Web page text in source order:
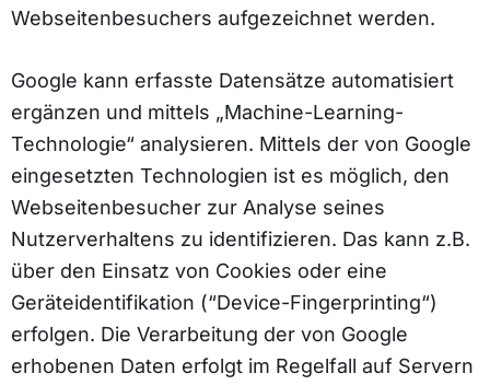
Webseitenbesuchers aufgezeichnet werden.
Google kann erfasste Datensätze automatisiert
ergänzen und mittels „Machine-Learning-
Technologie“ analysieren. Mittels der von Google
eingesetzten Technologien ist es möglich, den
Webseitenbesucher zur Analyse seines
Nutzerverhaltens zu identifizieren. Das kann z.B.
über den Einsatz von Cookies oder eine
Geräteidentifikation (“Device-Fingerprinting“)
erfolgen. Die Verarbeitung der von Google
erhobenen Daten erfolgt im Regelfall auf Servern